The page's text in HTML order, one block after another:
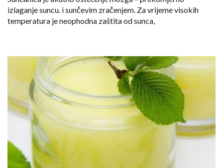
izlaganje suncu. i sunčevim zračenjem. Za vrijeme visokih
temperatura je neophodna zaštita od sunca,